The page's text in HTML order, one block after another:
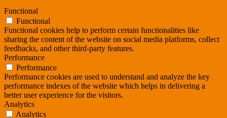
Functional
Functional
Functional cookies help to perform certain functionalities like
sharing the content of the website on social media platforms, collect
feedbacks, and other third-party features.
Performance
Performance
Performance cookies are used to understand and analyze the key
performance indexes of the website which helps in delivering a
better user experience for the visitors.
Analytics
Analytics